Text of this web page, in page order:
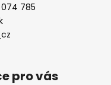
074 785
pro vás